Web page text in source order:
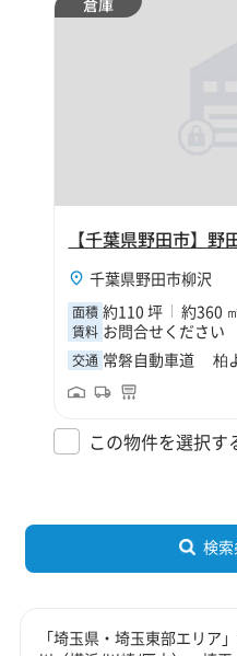
倉庫
千葉県野田市柳沢
面積 約110 坪 約360
賃料 お問合せください
交通 常磐自動車道 柏
この物件を選択す
検
「埼玉県・埼玉東部エリア